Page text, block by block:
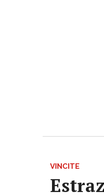
VINCITE